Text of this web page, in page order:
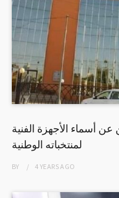
عن أسماء الأجهزة الفنية
لمنتخباته الوطنية
BY 4 YEARSAGO